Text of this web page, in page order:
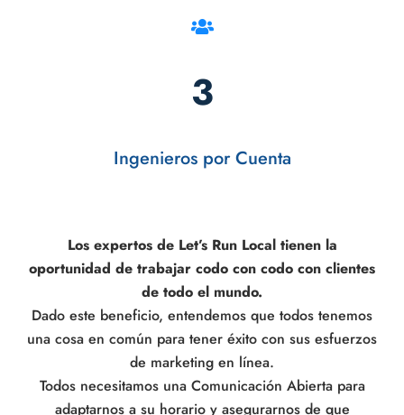
3
Ingenieros por Cuenta
Los expertos de Let’s Run Local tienen la
oportunidad de trabajar codo con codo con clientes
de todo el mundo.
Dado este beneficio, entendemos que todos tenemos
una cosa en común para tener éxito con sus esfuerzos
de marketing en línea.
Todos necesitamos una Comunicación Abierta para
adaptarnos a su horario y asegurarnos de que